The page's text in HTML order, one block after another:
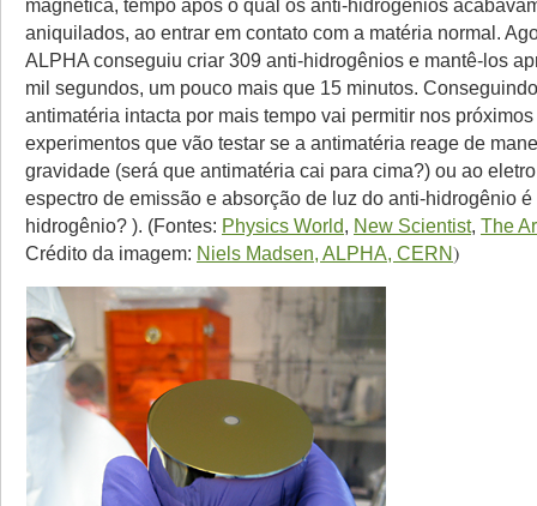
magnética, tempo após o qual os anti-hidrogênios
aniquilados, ao entrar em contato com a matéria normal.
ALPHA conseguiu criar 309 anti-hidrogênios e mantê-los
mil segundos, um pouco mais que 15 minutos.
antimatéria intacta por mais tempo vai permitir nos
experimentos que vão testar se a antimatéria reage de
gravidade (será que antimatéria cai para cima?) ou ao
espectro de emissão e absorção de luz do anti-hidrogênio
hidrogênio? ). (Fontes: Physics World, New Scientist, The
Crédito da imagem: Niels Madsen, ALPHA, CERN)